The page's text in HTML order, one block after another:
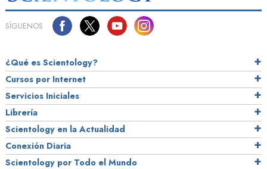
SÍGUENOS
¿Qué es Scientology?
Cursos por Internet
Servicios Iniciales
Librería
Scientology en la Actualidad
Conexión Diaria
Scientology por Todo el Mundo